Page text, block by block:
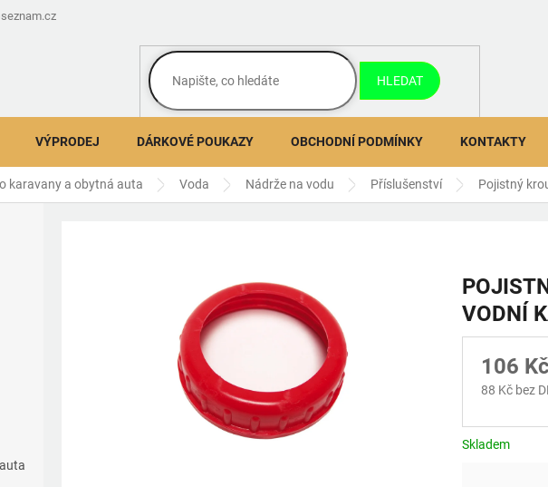
HLEDAT
VÝPRODEJ DÁRKOVÉ POUKAZY OBCHODNÍ PODMÍNKY KONTAKTY
karavany a obytná auta Voda Nádrže na vodu Příslušenství Pojistný
VODNÍ
106 Kč
88 Kč bez
Skladem